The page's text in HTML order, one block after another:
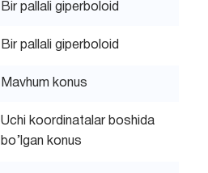
Bir pallali giperboloid
Bir pallali giperboloid
Mavhum konus
Uchi koordinatalar boshida
bo’lgan konus